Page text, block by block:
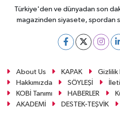
Türkiye'den ve dünyadan son
magazinden siyasete, spordan
About Us KAPAK Gizlilik
Hakkımızda
SÖYLEŞİ
KOBİ Tanımı
HABERLER
AKADEMİ
DESTEK-TEŞVİK